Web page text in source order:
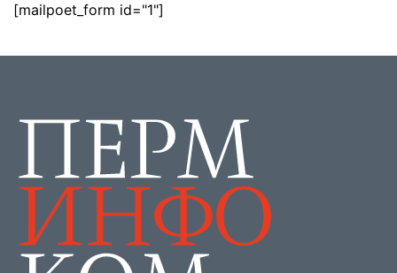
[mailpoet_form id="1"]